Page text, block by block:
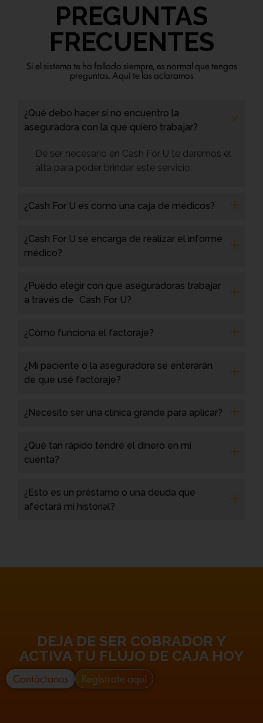
PREGUNTAS
FRECUENTES
Si el sistema te ha fallado siempre, es normal que tengas
preguntas. Aquí te las aclaramos
¿Qué debo hacer si no encuentro la
aseguradora con la que quiero trabajar?
De ser necesario en Cash For U te daremos el
alta para poder brindar este servicio.
¿Cash For U es como una caja de médicos?
¿Cash For U se encarga de realizar el informe
médico?
¿Puedo elegir con qué aseguradoras trabajar
a través de Cash For U?
¿Cómo funciona el factoraje?
¿Mi paciente o la aseguradora se enterarán
de que usé factoraje?
¿Necesito ser una clínica grande para aplicar?
¿Qué tan rápido tendré el dinero en mi
cuenta?
¿Esto es un préstamo o una deuda que
afectará mi historial?
DEJA DE SER COBRADOR Y
ACTIVA TU FLUJO DE CAJA HOY
Contáctanos Regístrate aquí